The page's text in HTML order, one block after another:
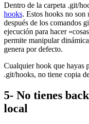
Dentro de la carpeta .git/
hooks. Estos hooks no son
después de los comandos
ejecución para hacer
permite manipular
genera por defecto.
Cualquier hook que hayas
.git/hooks, no tiene copia
5- No tienes
local